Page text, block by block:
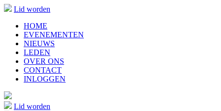
Lid worden
HOME
EVENEMENTEN
NIEUWS
LEDEN
OVER ONS
CONTACT
INLOGGEN
Lid worden